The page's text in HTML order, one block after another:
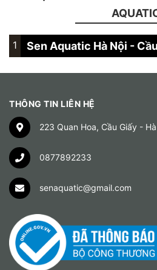
1 Sen Aquatic Hà Nội -
THÔNG TIN LIÊN HỆ
223 Quan Hoa, Cầu Giấy -
0877892233
senaquatic@gmail.com